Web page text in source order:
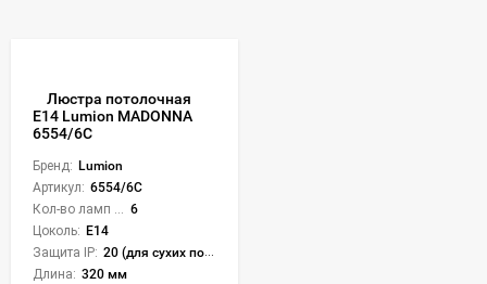
Люстра потолочная
E14 Lumion MADONNA
6554/6C
Бренд: Lumion
Артикул: 6554/6C
Кол-во ламп или LED: 6
Цоколь: E14
Защита IP: 20 (для сухих пом.)
Длина: 320 мм